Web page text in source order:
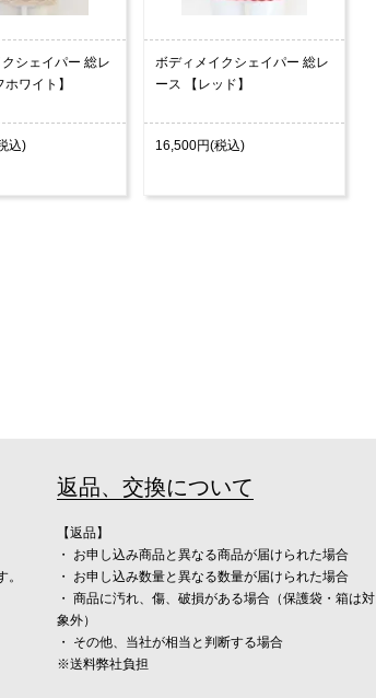
シェイパー 総レ
ワイト】
込)
ボディメイクシェイパー 総レ
ース 【レッド】
16,500円(税込)
返品、交換について
【返品】
・ お申し込み商品と異なる商品が届けられた場合
・ お申し込み数量と異なる数量が届けられた場合
・ 商品に汚れ、傷、破損がある場合（保護袋・箱は対
象外）
・ その他、当社が相当と判断する場合
※送料弊社負担